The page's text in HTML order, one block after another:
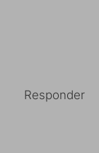
Responder